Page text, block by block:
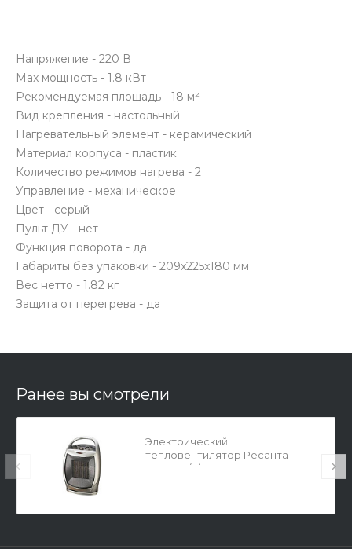
Напряжение - 220 В
Max мощность - 1.8 кВт
Рекомендуемая площадь - 18 м²
Вид крепления - настольный
Нагревательный элемент - керамический
Материал корпуса - пластик
Количество режимов нагрева - 2
Управление - механическое
Цвет - серый
Пульт ДУ - нет
Функция поворота - да
Габариты без упаковки - 209x225x180 мм
Вес нетто - 1.82 кг
Защита от перегрева - да
Ранее вы смотрели
Электрический
тепловентилятор Ресанта
ТВК-2 67/2/4